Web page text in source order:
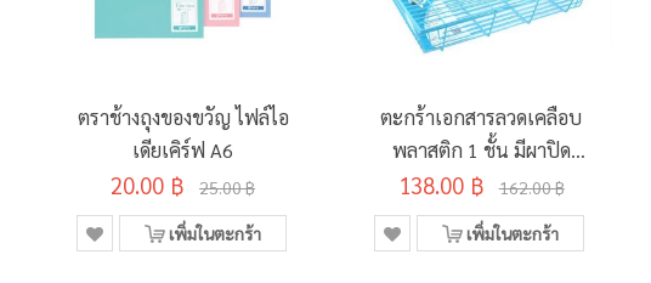
ตราช้างถุงของขวัญ ไฟล์ไอ
เดียเคิร์ฟ A6
20.00 ฿ 25.00 ฿
เพิ่มในตะกร้า
ตะกร้าเอกสารลวดเคลือบ
พลาสติก 1 ชั้น มีผาปิด
Robin 400 คละสี
138.00 ฿ 162.00 ฿
เพิ่มในตะกร้า